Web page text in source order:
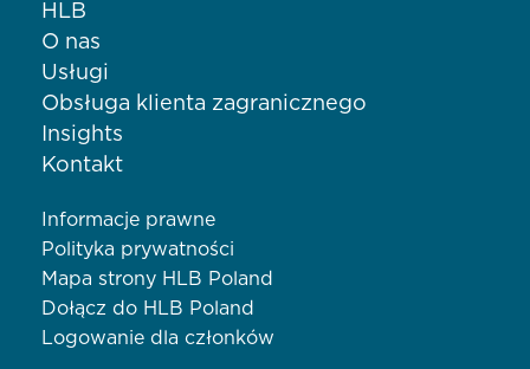
HLB
O nas
Usługi
Obsługa klienta zagranicznego
Insights
Kontakt
Informacje prawne
Polityka prywatności
Mapa strony HLB Poland
Dołącz do HLB Poland
Logowanie dla członków